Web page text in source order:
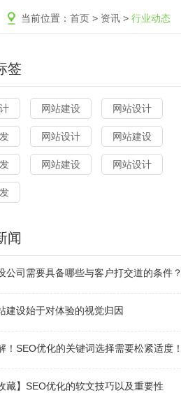
当前位置：首页 > 资讯 >行业动态
签
网站建设 网站设计
网站设计 网站建设
网站建设 网站设计
闻
公司需要具备哪些与客户打交道的条件？
建设始于对体验的视觉归因
！SEO优化的关键词选择需要松紧适度！
藏】SEO优化的软文技巧以及重要性